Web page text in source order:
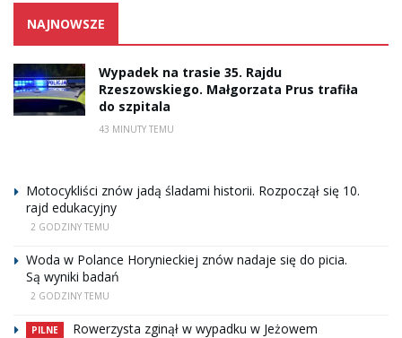
NAJNOWSZE
Wypadek na trasie 35. Rajdu
Rzeszowskiego. Małgorzata Prus trafiła
do szpitala
43 MINUTY TEMU
Motocykliści znów jadą śladami historii. Rozpoczął się 10.
rajd edukacyjny
2 GODZINY TEMU
Woda w Polance Horynieckiej znów nadaje się do picia.
Są wyniki badań
2 GODZINY TEMU
PILNE
Rowerzysta zginął w wypadku w Jeżowem